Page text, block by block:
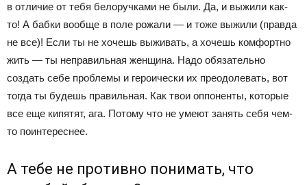
в отличие от тебя белоручками не были. Да, и выжили как-
то! А бабки вообще в поле рожали — и тоже выжили (правда
не все)! Если ты не хочешь выживать, а хочешь комфортно
жить — ты неправильная женщина. Надо обязательно
создать себе проблемы и героически их преодолевать, вот
тогда ты будешь правильная. Как твои оппоненты, которые
все еще кипятят, ага. Потому что не умеют занять себя чем-
то поинтереснее.
А тебе не противно понимать, что